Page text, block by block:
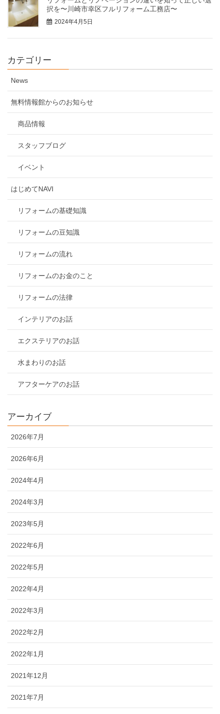
択を〜川崎市幸区フルリフォーム工務店〜
2024年4月5日
カテゴリー
News
無料情報館からのお知らせ
商品情報
スタッフブログ
イベント
はじめてNAVI
リフォームの基礎知識
リフォームの豆知識
リフォームの流れ
リフォームのお金のこと
リフォームの法律
インテリアのお話
エクステリアのお話
水まわりのお話
アフターケアのお話
アーカイブ
2026年7月
2026年6月
2024年4月
2024年3月
2023年5月
2022年6月
2022年5月
2022年4月
2022年3月
2022年2月
2022年1月
2021年12月
2021年7月